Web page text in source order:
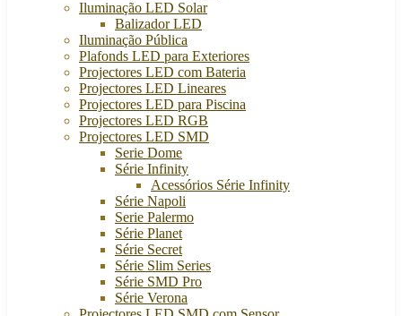
Iluminação LED Solar
Balizador LED
Iluminação Pública
Plafonds LED para Exteriores
Projectores LED com Bateria
Projectores LED Lineares
Projectores LED para Piscina
Projectores LED RGB
Projectores LED SMD
Serie Dome
Série Infinity
Acessórios Série Infinity
Série Napoli
Serie Palermo
Série Planet
Série Secret
Série Slim Series
Série SMD Pro
Série Verona